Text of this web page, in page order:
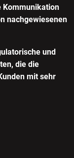
Kommunikation
nachgewiesenen
und
die die
mit sehr